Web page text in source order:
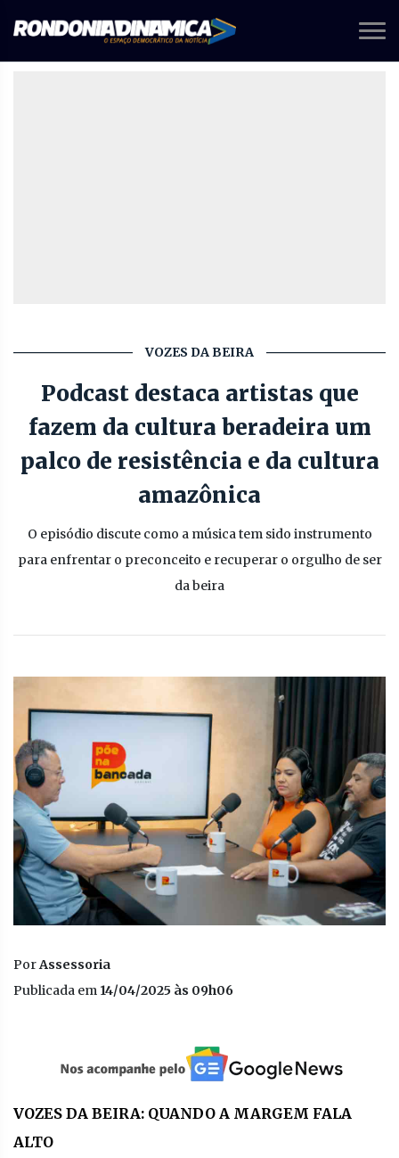
VOZES DA BEIRA
Podcast destaca artistas que
fazem da cultura beradeira um
palco de resistência e da cultura
amazônica
O episódio discute como a música tem sido instrumento
para enfrentar o preconceito e recuperar o orgulho de ser
da beira
PorAssessoria
Publicada em 14/04/2025 às 09h06
VOZES DA BEIRA: QUANDO A MARGEM FALA
ALTO